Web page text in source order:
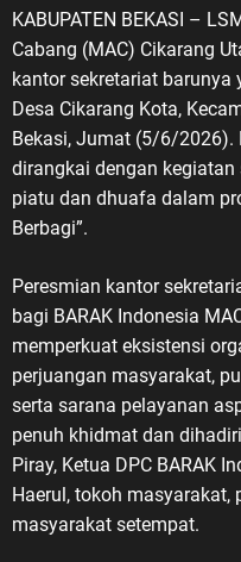
KABUPATEN BEKASI –
Cabang (MAC) Cikarang
kantor sekretariat
Desa Cikarang Kota,
Bekasi, Jumat (5/6/2026).
dirangkai dengan
piatu dan dhuafa dalam
Berbagi”.
Peresmian kantor
bagi BARAK Indonesia
memperkuat eksistensi
perjuangan masyarakat,
serta sarana pelayanan
penuh khidmat dan
Piray, Ketua DPC BARAK
Haerul, tokoh masyarakat,
masyarakat setempat.